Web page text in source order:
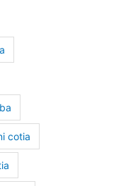
cotia